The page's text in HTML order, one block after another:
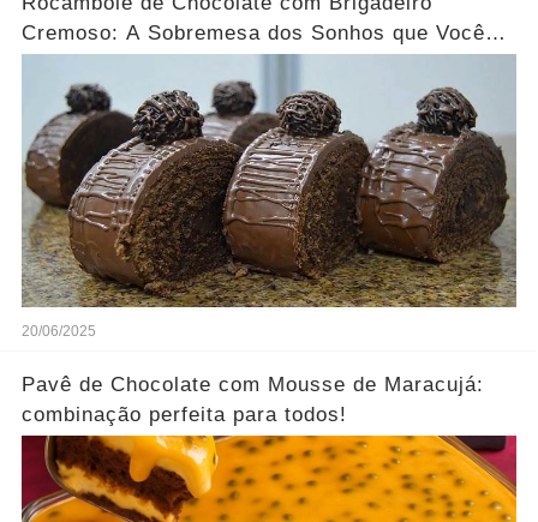
Cremoso: A Sobremesa dos Sonhos que Você
20/06/2025
Pavê de Chocolate com Mousse de Maracujá:
combinação perfeita para todos!